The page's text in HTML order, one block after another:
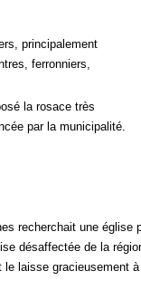
principalement
ferronniers,
la rosace très
par la municipalité.
recherchait une
désaffectée de la
laisse